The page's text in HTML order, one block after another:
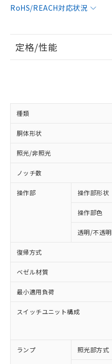
RoHS/REACH対応状況
定格/性能
種類
胴体形状
照光/非照光
ノッチ数
操作部 操作部形状
操作部色
透明/不透明
復帰方式
ベゼル材質
最小適用負荷
スイッチユニット構成
ランプ 照光部方式